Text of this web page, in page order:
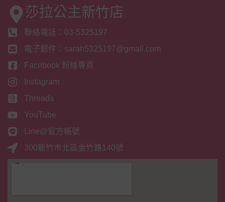
莎拉公主新竹店
聯絡電話：03-5325197
電子郵件：sarah5325197@gmail.com
Facebook 粉絲專頁
Instagram
Threads
YouTube
Line@官方帳號
300新竹市北區金竹路140號